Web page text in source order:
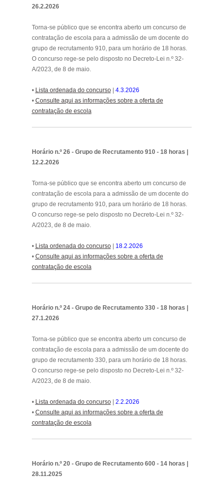
26.2.2026
Torna-se público que se encontra aberto um concurso de
contratação de escola para a admissão de um docente do
grupo de recrutamento 910, para um horário de 18 horas.
O concurso rege-se pelo disposto no Decreto-Lei n.º 32-
A/2023, de 8 de maio.
• Lista ordenada do concurso| 4.3.2026
• Consulte aqui as informações sobre a oferta de
contratação de escola
Horário n.º 26 - Grupo de Recrutamento 910 - 18 horas |
12.2.2026
Torna-se público que se encontra aberto um concurso de
contratação de escola para a admissão de um docente do
grupo de recrutamento 910, para um horário de 18 horas.
O concurso rege-se pelo disposto no Decreto-Lei n.º 32-
A/2023, de 8 de maio.
• Lista ordenada do concurso| 18.2.2026
• Consulte aqui as informações sobre a oferta de
contratação de escola
Horário n.º 24 - Grupo de Recrutamento 330 - 18 horas |
27.1.2026
Torna-se público que se encontra aberto um concurso de
contratação de escola para a admissão de um docente do
grupo de recrutamento 330, para um horário de 18 horas.
O concurso rege-se pelo disposto no Decreto-Lei n.º 32-
A/2023, de 8 de maio.
• Lista ordenada do concurso| 2.2.2026
• Consulte aqui as informações sobre a oferta de
contratação de escola
Horário n.º 20 - Grupo de Recrutamento 600 - 14 horas |
28.11.2025